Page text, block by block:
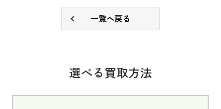
一覧へ戻る
選べる買取方法